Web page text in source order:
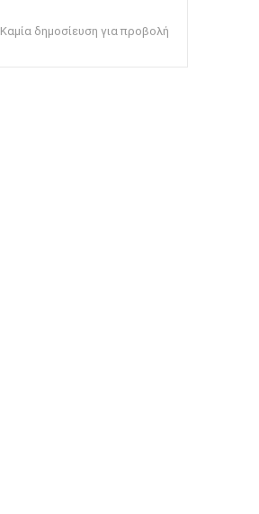
Καμία δημοσίευση για προβολή